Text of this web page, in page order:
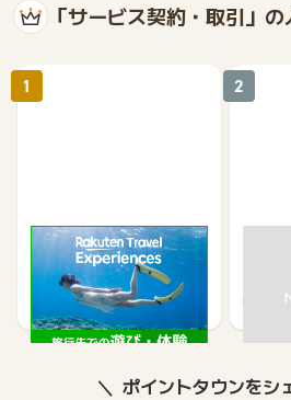
「サービス契約・取引」
楽天トラベル観光体験
2.5%
1 2
ポイントタウンをシ